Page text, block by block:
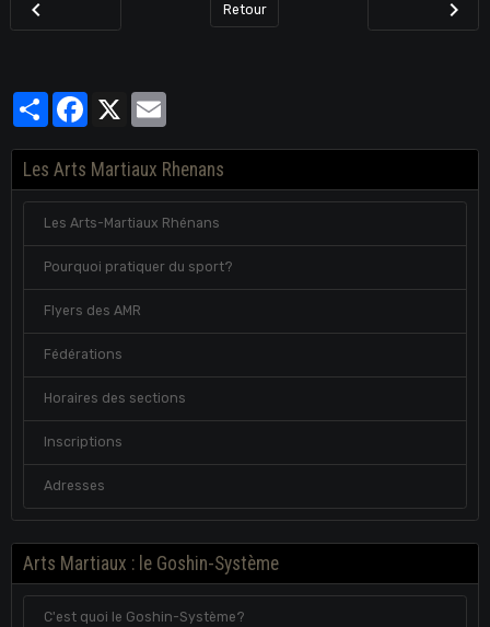
Retour
PartagerFacebook
X
Les Arts Martiaux Rhenans
Les Arts-Martiaux Rhénans
Pourquoi pratiquer du sport?
Flyers des AMR
Fédérations
Horaires des sections
Inscriptions
Adresses
Arts Martiaux : le Goshin-Système
C'est quoi le Goshin-Système?